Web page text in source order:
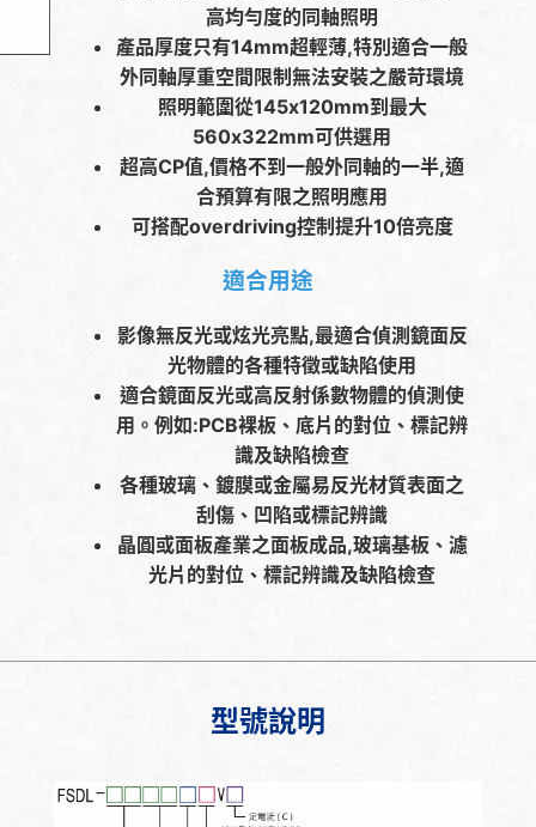
高均勻度的同軸照明
產品厚度只有14mm超輕薄,特別適合一般
外同軸厚重空間限制無法安裝之嚴苛環境
照明範圍從145x120mm到最大
560x322mm可供選用
超高CP值,價格不到一般外同軸的一半,適
合預算有限之照明應用
可搭配overdriving控制提升10倍亮度
適合用途
影像無反光或炫光亮點,最適合偵測鏡面反
光物體的各種特徵或缺陷使用
適合鏡面反光或高反射係數物體的偵測使
用。例如:PCB裸板、底片的對位、標記辨
識及缺陷檢查
各種玻璃、鍍膜或金屬易反光材質表面之
刮傷、凹陷或標記辨識
晶圓或面板產業之面板成品,玻璃基板、濾
光片的對位、標記辨識及缺陷檢查
型號說明